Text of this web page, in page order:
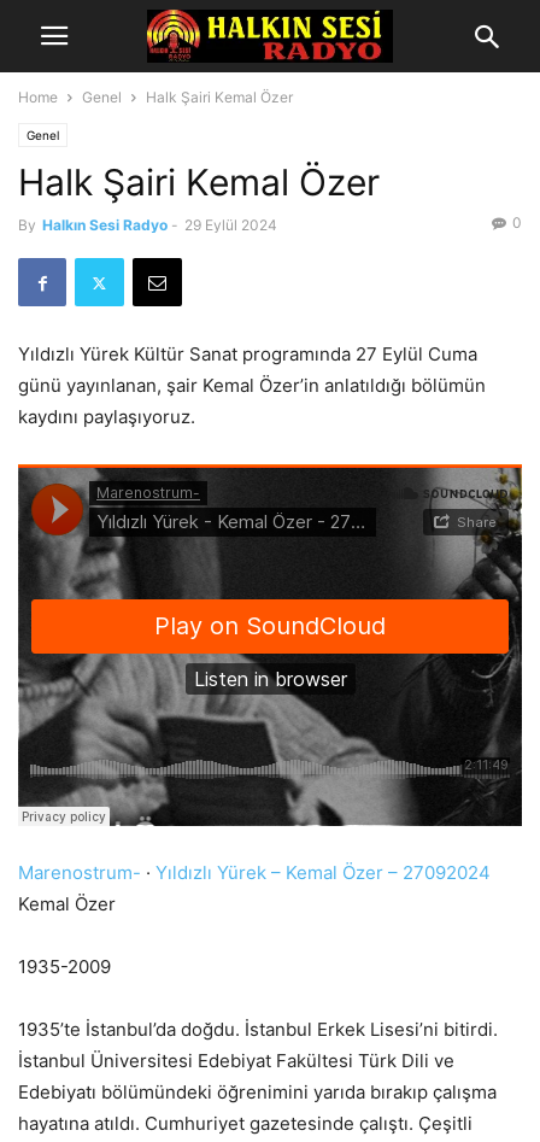
Home Genel Halk Şairi Kemal Özer
Genel
Halk Şairi Kemal Özer
By Halkın Sesi Radyo - 29 Eylül 2024 0
Yıldızlı Yürek Kültür Sanat programında 27 Eylül Cuma
günü yayınlanan, şair Kemal Özer’in anlatıldığı bölümün
kaydını paylaşıyoruz.
Marenostrum- · Yıldızlı Yürek – Kemal Özer – 27092024
Kemal Özer
1935-2009
1935’te İstanbul’da doğdu. İstanbul Erkek Lisesi’ni bitirdi.
İstanbul Üniversitesi Edebiyat Fakültesi Türk Dili ve
Edebiyatı bölümündeki öğrenimini yarıda bırakıp çalışma
hayatına atıldı. Cumhuriyet gazetesinde çalıştı. Çeşitli